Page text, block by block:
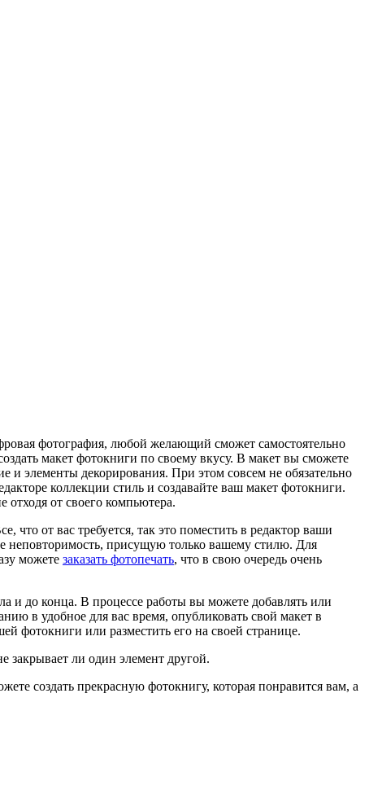
фотография, любой желающий сможет самостоятельно
макет фотокниги по своему вкусу. В макет вы сможете
элементы декорирования. При этом совсем не обязательно
коллекции стиль и создавайте ваш макет фотокниги.
отходя от своего компьютера.
что от вас требуется, так это поместить в редактор ваши
неповторимость, присущую только вашему стилю. Для
можете заказать фотопечать, что в свою очередь очень
и до конца. В процессе работы вы можете добавлять или
в удобное для вас время, опубликовать свой макет в
фотокниги или разместить его на своей странице.
закрывает ли один элемент другой.
создать прекрасную фотокнигу, которая понравится вам, а